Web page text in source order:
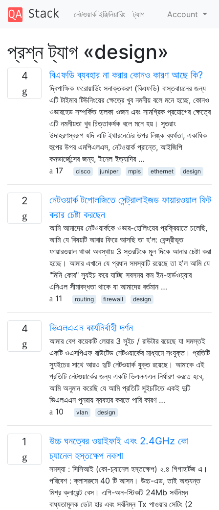
নেটওয়ার্ক ইঞ্জিনিয়ারিং ট্যাগ Account
প্রশ্ন ট্যাগ «design»
4 বিএফডি ব্যবহার না করার কোনও কারণ আছে কি?
দ্বিপাক্ষিক ফরোয়ার্ডিং সনাক্তকরণ (বিএফডি) বাস্তবায়নের জন্য
এটি টাইমার টিউনিংয়ের ক্ষেত্রে খুব নমনীয় বলে মনে হচ্ছে, কোনও
ওভারহেড সম্পর্কিত হালকা ওজন এবং সামগ্রিক প্রয়োগের ক্ষেত্রে
এটি নমনীয়তা খুব চিত্তাকর্ষক বলে মনে হয়। সুতরাং
উদাহরণস্বরূপ যদি এটি ইথারনেটের উপর লিঙ্ক ব্যর্থতা, একাধিক
হুপের উপর এমপিএলএস, নেটওয়ার্ক প্রান্তে, আইজিপি
কনভার্জেন্সের জন্য, টানেল ইত্যাদির …
17
cisco juniper mpls ethernet design
2
নেটওয়ার্ক টপোলজিতে সেন্ট্রালাইজড ফায়ারওয়াল ফিট
করার চেষ্টা করছেন
আমি আমাদের নেটওয়ার্ককে ওভার-হোলিংয়ের প্রক্রিয়াতে চলেছি,
আমি যে বিষয়টি আবার ফিরে আসছি তা হ'ল: কেন্দ্রীভূত
ফায়ারওয়াল থাকা অবস্থায় 3 স্তরটিকে মূল দিকে আনার চেষ্টা করা
হচ্ছে। আমার এখানে যে প্রধান সমস্যাটি রয়েছে তা হ'ল আমি যে
"মিনি কোর" স্যুইচ করে যাচ্ছি সবসময় কম ইন-হার্ডওয়্যার
এসিএল সীমাবদ্ধতা থাকে যা আমাদের বর্তমান …
11
routing firewall design
4 ভিএলএএন কার্যনির্বাহী দর্শন
আমার বেশ কয়েকটি লেয়ার 3 সুইচ / রাউটার রয়েছে যা সমস্তই
একটি ওএসপিএফ রাউটেড নেটওয়ার্কের মাধ্যমে সংযুক্ত। প্রতিটি
স্যুইচের সাথে আরও দুটি নেটওয়ার্ক যুক্ত রয়েছে। আমাকে এই
প্রতিটি নেটওয়ার্কের জন্য একটি ভিএলএএন নির্ধারণ করতে হবে,
আমি অনুমান করেছি যে আমি প্রতিটি সুইচটিতে একই দুটি
ভিএলএএন পুনরায় ব্যবহার করতে পারি কারণ …
10
vlan design
1
উচ্চ ঘনত্বের ওয়াইফাই এবং 2.4GHz কো
চ্যানেল হস্তক্ষেপ নকশা
সমস্যা : সিসিআই (কো-চ্যানেল হস্তক্ষেপ) ২.৪ গিগাহার্টজ এ।
পরিবেশ : ক্লাসরুমে 40 টি আসন। উচ্চ-এড, তাই অত্যন্ত
মিশ্র ক্লায়েন্ট বেস। এপি-অন-স্টিকটি 24Mb সর্বনিম্ন
বাধ্যতামূলক ডেটা হার এবং সর্বনিম্ন Tx পাওয়ার সেটিং (2